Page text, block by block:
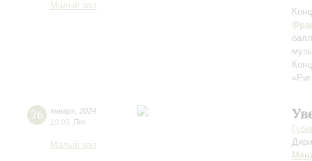
Малый зал
26 января 2024
19:00 Пт
Малый зал